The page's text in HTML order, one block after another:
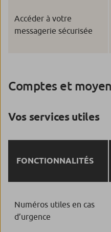
Accéder à votre
messagerie sécurisée
Comptes et
Vos services utiles
FONCTIONNALITÉS
Numéros utiles en cas
d’urgence